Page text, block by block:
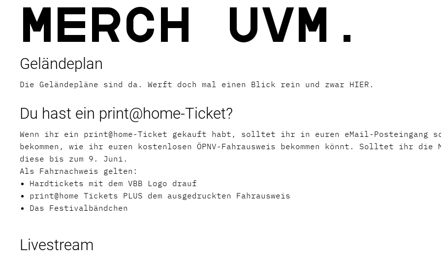
Merch uvm.
Geländeplan
Die Geländepläne sind da. Werft doch mal einen Blick rein und zwar HIER.
Du hast ein print@home-Ticket?
Wenn ihr ein print@home-Ticket gekauft habt, solltet ihr in euren eMail-Posteingang
bekommen, wie ihr euren kostenlosen ÖPNV-Fahrausweis bekommen könnt. Solltet ihr
diese bis zum 9. Juni.
Als Fahrnachweis gelten:
Hardtickets mit dem VBB Logo drauf
print@home Tickets PLUS dem ausgedruckten Fahrausweis
Das Festivalbändchen
Livestream